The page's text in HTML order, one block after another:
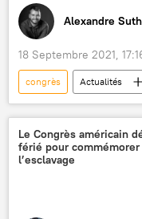
Alexandre
18 Septembre 2021,
congrès Actualités
Anne Hidalgo
Parti socialiste français
France
Le Congrès américain
férié pour
l’esclavage